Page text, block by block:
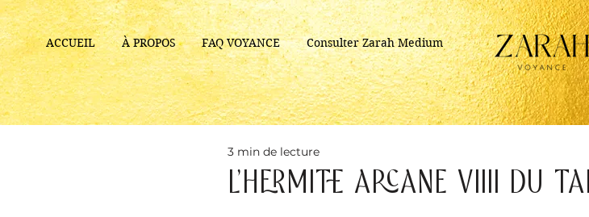
ACCUEIL À PROPOS FAQ VOYANCE Consulter Zarah Medium
L’Hermite Arcane VIIII du
3 min de lecture